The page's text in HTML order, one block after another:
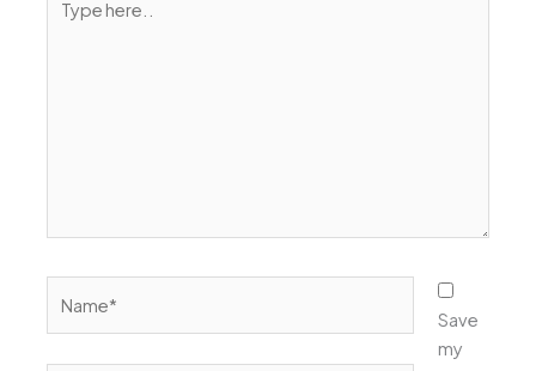
here..
Save
my